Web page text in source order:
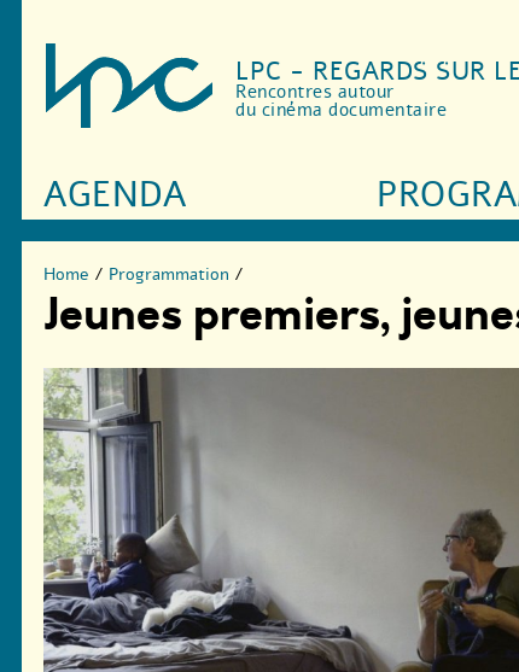
LPC - REGARDS SUR
Rencontres autour
du cinéma documentaire
AGENDA
Home / Programmation /
Jeunes premiers,